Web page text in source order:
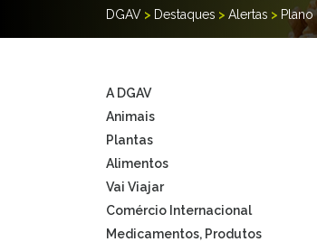
DGAV > Destaques > Alertas >
A DGAV
Animais
Plantas
Alimentos
Vai Viajar
Comércio Internacional
Medicamentos, Produtos